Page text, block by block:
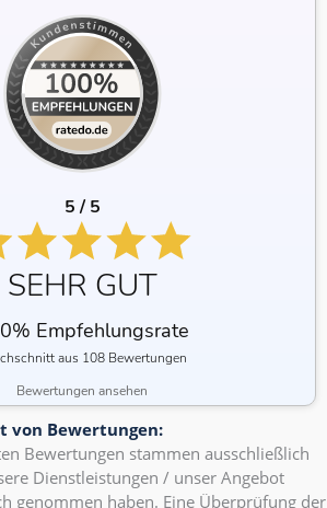
5 / 5
SEHR GUT
Empfehlungsrate
aus 108 Bewertungen
Bewertungen ansehen
von Bewertungen:
Bewertungen stammen ausschließlich
Dienstleistungen / unser Angebot
genommen haben. Eine Überprüfung der